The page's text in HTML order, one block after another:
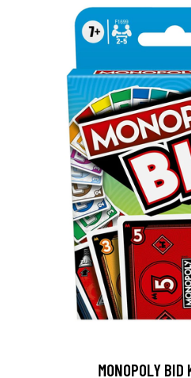
MONOPOLY